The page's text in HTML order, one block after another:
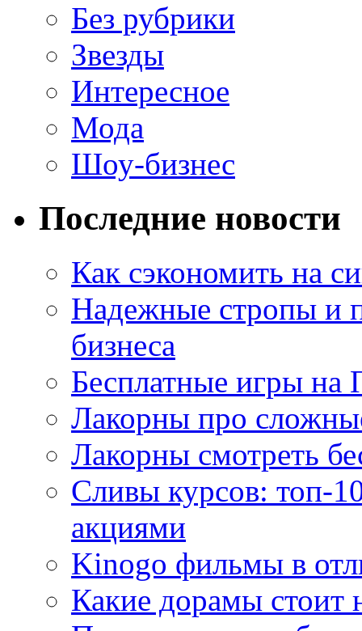
Без рубрики
Звезды
Интересное
Мода
Шоу-бизнес
Последние новости
Как сэкономить на
Надежные стропы и
бизнеса
Бесплатные игры на
Лакорны про
Лакорны смотреть
Сливы курсов: топ-
акциями
Kinogo фильмы в
Какие дорамы стоит